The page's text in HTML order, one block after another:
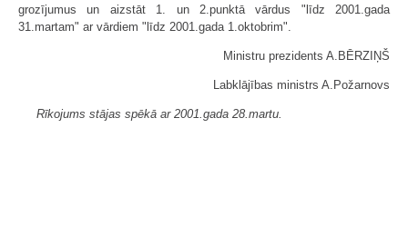
grozījumus un aizstāt 1. un 2.punktā vārdus "līdz 2001.gada
31.martam" ar vārdiem "līdz 2001.gada 1.oktobrim".
Ministru prezidents A.BĒRZIŅŠ
Labklājības ministrs A.Požarnovs
Rīkojums stājas spēkā ar 2001.gada 28.martu.